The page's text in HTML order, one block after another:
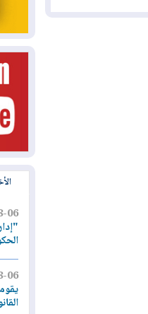
الأخبار
08-06
08-06